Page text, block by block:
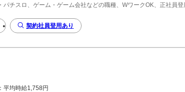
パチスロ、ゲーム・ゲーム会社などの職種、WワークOK、正社員
契約社員登用あり
平均時給1,758円